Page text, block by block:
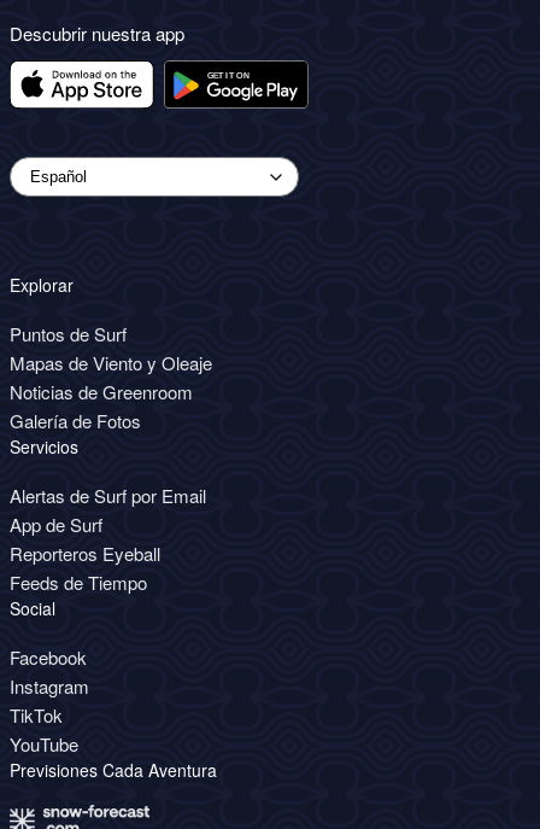
Descubrir nuestra app
Explorar
Puntos de Surf
Mapas de Viento y Oleaje
Noticias de Greenroom
Galería de Fotos
Servicios
Alertas de Surf por Email
App de Surf
Reporteros Eyeball
Feeds de Tiempo
Social
Facebook
Instagram
TikTok
YouTube
Previsiones Cada Aventura